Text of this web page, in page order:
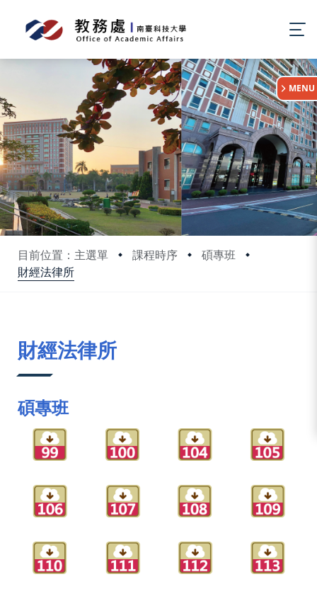
目前位置：主選單 課程時序
碩專班
財經法律所
:::
MENU
財經法律所
碩專班